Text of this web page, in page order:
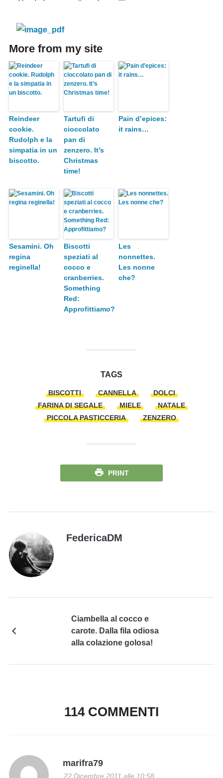
More from my site
Reindeer
cookie.
Rudolph e la
simpatia in un
biscotto.
Tartufi di
cioccolato
pan di
zenzero. It’s
Christmas
time!
Pain d’epices:
it rains…
Sesamini. Oh
regina
reginella!
Biscotti
speziati al
cocco e
cranberries.
Something
Red:
Approfittiamo?
Les
nonnettes.
Les nonne
che?
TAGS
BISCOTTI CANNELLA
DOLCI
FARINA DI SEGALE
MIELE
NATALE
PICCOLA PASTICCERIA
ZENZERO
PRINT
FedericaDM
Ciambella al cocco e
carote. Dalla fila odiosa
alla colazione golosa!
114 COMMENTI
marifra79
22 Dicembre 2011 alle 10:58